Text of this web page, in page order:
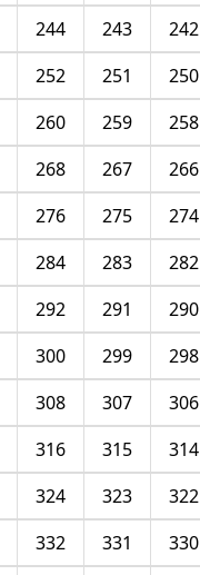
242
243
244
250
251
252
258
259
260
266
267
268
274
275
276
282
283
284
290
291
292
298
299
300
306
307
308
314
315
316
322
323
324
330
331
332